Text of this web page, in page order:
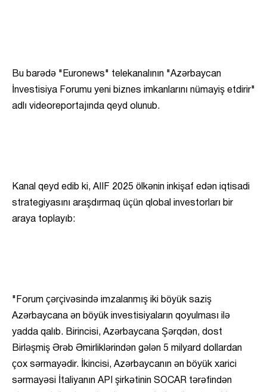
Bu barədə "Euronews" telekanalının "Azərbaycan
İnvestisiya Forumu yeni biznes imkanlarını nümayiş etdirir"
adlı videoreportajında ​​qeyd olunub.
Kanal qeyd edib ki, AIIF 2025 ölkənin inkişaf edən iqtisadi
strategiyasını araşdırmaq üçün qlobal investorları bir
araya toplayıb:
"Forum çərçivəsində imzalanmış iki böyük saziş
Azərbaycana ən böyük investisiyaların qoyulması ilə
yadda qalıb. Birincisi, Azərbaycana Şərqdən, dost
Birləşmiş Ərəb Əmirliklərindən gələn 5 milyard dollardan
çox sərmayədir. İkincisi, Azərbaycanın ən böyük xarici
sərmayəsi İtaliyanın API şirkətinin SOCAR tərəfindən